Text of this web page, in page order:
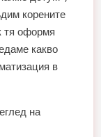
корените
тя оформя
какво
в
на